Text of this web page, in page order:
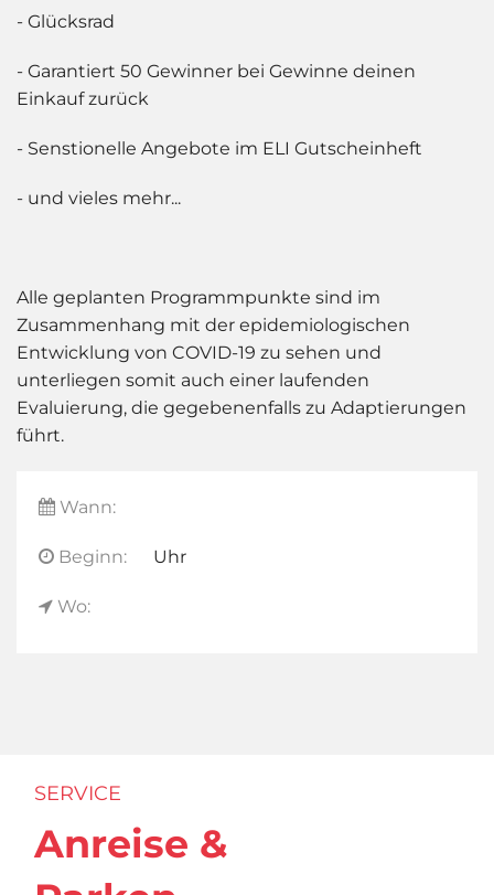
- Glücksrad
- Garantiert 50 Gewinner bei Gewinne deinen
Einkauf zurück
- Senstionelle Angebote im ELI Gutscheinheft
- und vieles mehr...
Alle geplanten Programmpunkte sind im
Zusammenhang mit der epidemiologischen
Entwicklung von COVID-19 zu sehen und
unterliegen somit auch einer laufenden
Evaluierung, die gegebenenfalls zu Adaptierungen
führt.
Wann:
Beginn: Uhr
Wo:
SERVICE
Anreise &